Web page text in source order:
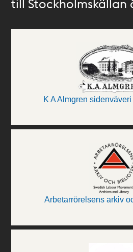
till Stockholmskällan
K A Almgren
Arbetarrörelsens arkiv